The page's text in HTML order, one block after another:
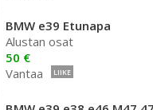
BMW e39 Etunapa
Alustan osat
50 €
Vantaa
LIIKE